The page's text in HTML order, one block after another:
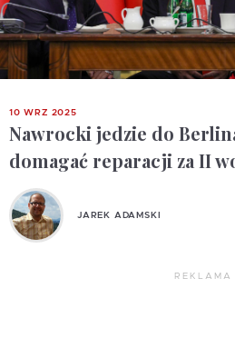
10 WRZ 2025
Nawrocki jedzie do
domagać reparacji za II
JAREK ADAMSKI
REKLAMA